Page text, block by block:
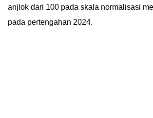
anjlok dari 100 pada skala normalisasi
pada pertengahan 2024.